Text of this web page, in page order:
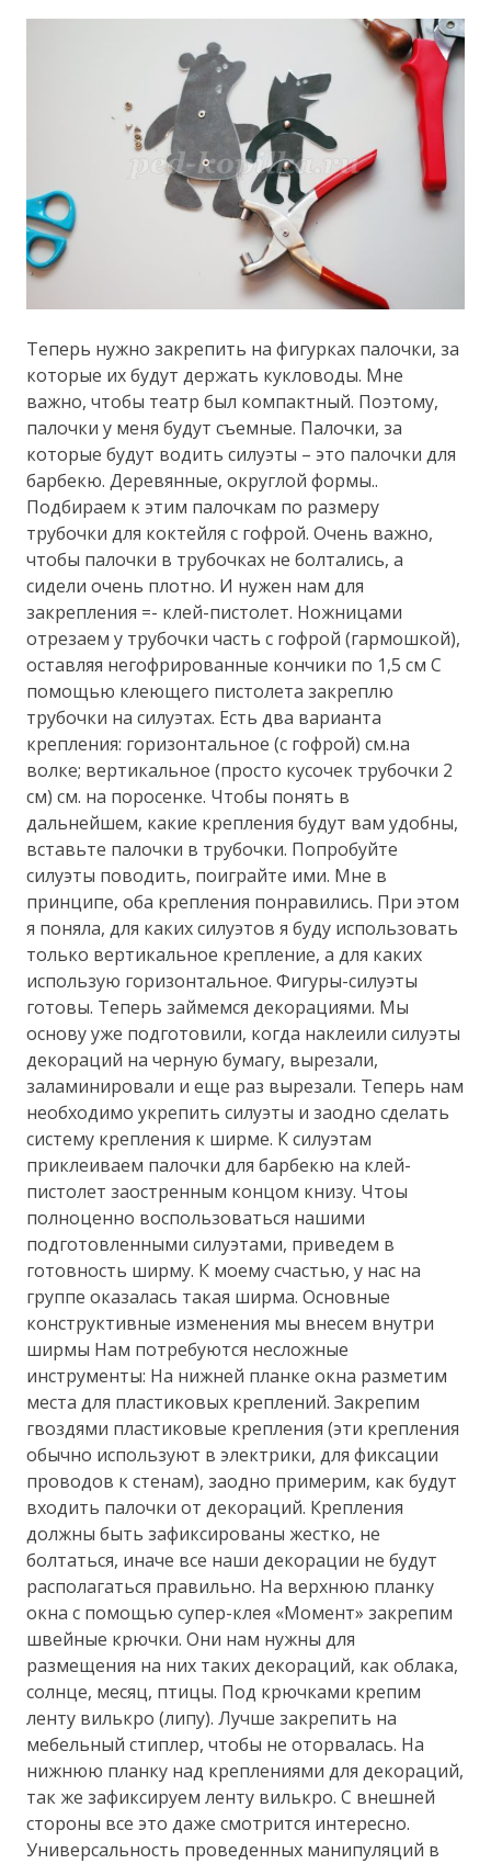
Теперь нужно закрепить на фигурках палочки, за
которые их будут держать кукловоды. Мне
важно, чтобы театр был компактный. Поэтому,
палочки у меня будут съемные. Палочки, за
которые будут водить силуэты – это палочки для
барбекю. Деревянные, округлой формы..
Подбираем к этим палочкам по размеру
трубочки для коктейля с гофрой. Очень важно,
чтобы палочки в трубочках не болтались, а
сидели очень плотно. И нужен нам для
закрепления =- клей-пистолет. Ножницами
отрезаем у трубочки часть с гофрой (гармошкой),
оставляя негофрированные кончики по 1,5 см С
помощью клеющего пистолета закреплю
трубочки на силуэтах. Есть два варианта
крепления: горизонтальное (с гофрой) см.на
волке; вертикальное (просто кусочек трубочки 2
см) см. на поросенке. Чтобы понять в
дальнейшем, какие крепления будут вам удобны,
вставьте палочки в трубочки. Попробуйте
силуэты поводить, поиграйте ими. Мне в
принципе, оба крепления понравились. При этом
я поняла, для каких силуэтов я буду использовать
только вертикальное крепление, а для каких
использую горизонтальное. Фигуры-силуэты
готовы. Теперь займемся декорациями. Мы
основу уже подготовили, когда наклеили силуэты
декораций на черную бумагу, вырезали,
заламинировали и еще раз вырезали. Теперь нам
необходимо укрепить силуэты и заодно сделать
систему крепления к ширме. К силуэтам
приклеиваем палочки для барбекю на клей-
пистолет заостренным концом книзу. Чтоы
полноценно воспользоваться нашими
подготовленными силуэтами, приведем в
готовность ширму. К моему счастью, у нас на
группе оказалась такая ширма. Основные
конструктивные изменения мы внесем внутри
ширмы Нам потребуются несложные
инструменты: На нижней планке окна разметим
места для пластиковых креплений. Закрепим
гвоздями пластиковые крепления (эти крепления
обычно используют в электрики, для фиксации
проводов к стенам), заодно примерим, как будут
входить палочки от декораций. Крепления
должны быть зафиксированы жестко, не
болтаться, иначе все наши декорации не будут
располагаться правильно. На верхнюю планку
окна с помощью супер-клея «Момент» закрепим
швейные крючки. Они нам нужны для
размещения на них таких декораций, как облака,
солнце, месяц, птицы. Под крючками крепим
ленту вилькро (липу). Лучше закрепить на
мебельный стиплер, чтобы не оторвалась. На
нижнюю планку над креплениями для декораций,
так же зафиксируем ленту вилькро. С внешней
стороны все это даже смотрится интересно.
Универсальность проведенных манипуляций в